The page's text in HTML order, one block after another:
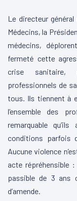
Le directeur général
Médecins, la
médecins,
fermeté cette
crise sanitaire,
professionnels de
tous. Ils tiennent à
l’ensemble des
remarquable
conditions parfois
Aucune violence
acte répréhensible
passible de 3 ans
d’amende.